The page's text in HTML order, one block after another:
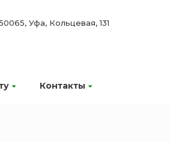
Контакты
Уфа, Кольцевая, 131